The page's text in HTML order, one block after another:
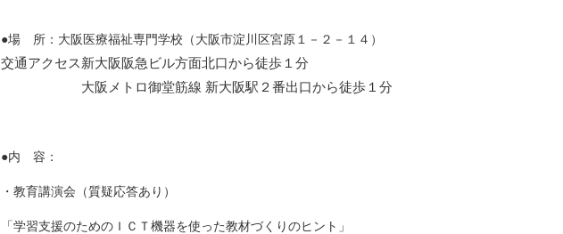
●場 所：大阪医療福祉専門学校（大阪市淀川区宮原１－２－１４）
交通アクセス新大阪阪急ビル方面北口から徒歩１分
大阪メトロ御堂筋線 新大阪駅２番出口から徒歩１分
●内 容：
・教育講演会（質疑応答あり）
「学習支援のためのＩＣＴ機器を使った教材づくりのヒント」